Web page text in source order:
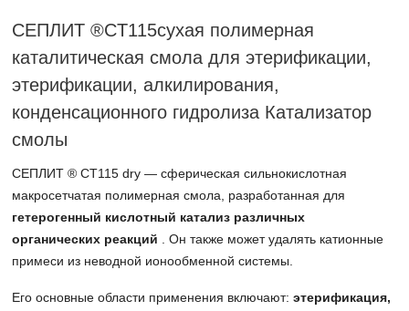
СЕПЛИТ ®CT115сухая полимерная
каталитическая смола для этерификации,
этерификации, алкилирования,
конденсационного гидролиза Катализатор
смолы
СЕПЛИТ ® CT115 dry — сферическая сильнокислотная
макросетчатая полимерная смола, разработанная для
гетерогенный кислотный катализ различных
органических реакций
. Он также может удалять катионные
примеси из неводной ионообменной системы.
Его основные области применения включают:этерификация,